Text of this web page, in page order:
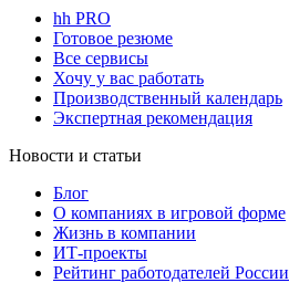
hh PRO
Готовое резюме
Все сервисы
Хочу у вас работать
Производственный календарь
Экспертная рекомендация
Новости и статьи
Блог
О компаниях в игровой форме
Жизнь в компании
ИТ-проекты
Рейтинг работодателей России